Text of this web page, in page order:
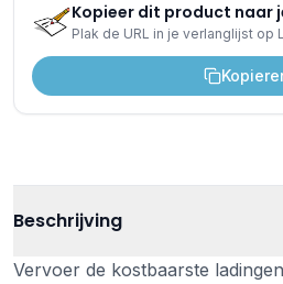
Kopieer dit product naar
Plak de URL in je verlanglijst op
Beschrijving
Vervoer de kostbaarste